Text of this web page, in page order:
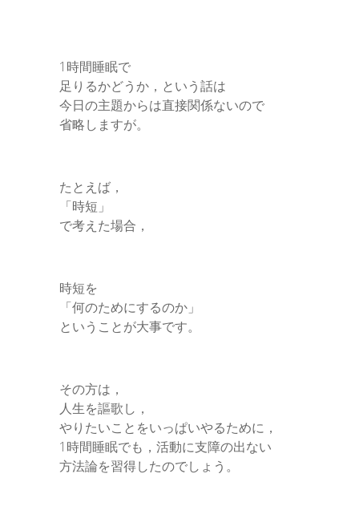
1時間睡眠で
足りるかどうか，という話は
今日の主題からは直接関係ないので
省略しますが。
たとえば，
「時短」
で考えた場合，
時短を
「何のためにするのか」
ということが大事です。
その方は，
人生を謳歌し，
やりたいことをいっぱいやるために，
1時間睡眠でも，活動に支障の出ない
方法論を習得したのでしょう。